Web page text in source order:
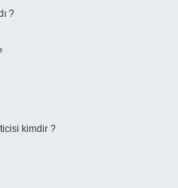
?
kimdir ?